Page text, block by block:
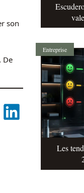
son
De
Entreprise
Les